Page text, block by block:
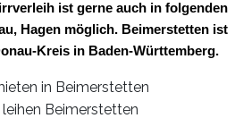
ist gerne auch in folgenden
Hagen möglich. Beimerstetten ist
Kreis in Baden-Württemberg.